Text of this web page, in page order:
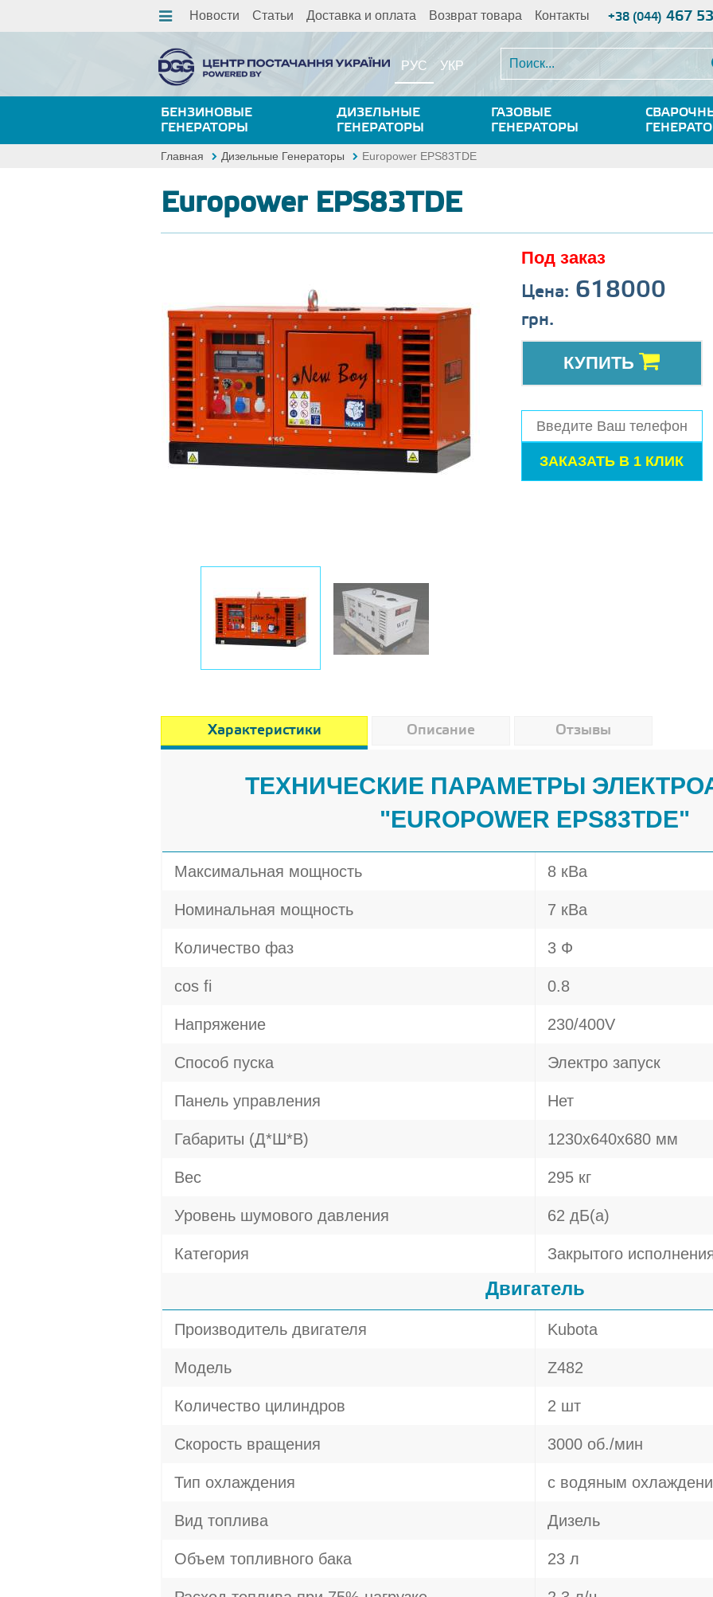
Новости Статьи Доставка и оплата Возврат товара Контакты +38 (044) 467
РУС УКР
БЕНЗИНОВЫЕ
ГЕНЕРАТОРЫ
ДИЗЕЛЬНЫЕ
ГЕНЕРАТОРЫ
ГАЗОВЫЕ
ГЕНЕРАТОРЫ
Главная Дизельные Генераторы Europower EPS83TDE
Europower EPS83TDE
Под заказ
Цена: 618000
грн.
КУПИТЬ
Характеристики Описание Отзывы
ТЕХНИЧЕСКИЕ ПАРАМЕТРЫ
"EUROPOWER EPS83TDE"
Максимальная мощность 8 кВа
Номинальная мощность 7 кВа
Количество фаз 3 Ф
cos fi 0.8
Напряжение 230/400V
Способ пуска Электро запуск
Панель управления Нет
Габариты (Д*Ш*В) 1230х640х680 мм
Вес 295 кг
Уровень шумового давления 62 дБ(а)
Категория Закрытого
Двигатель
Производитель двигателя Kubota
Модель Z482
Количество цилиндров 2 шт
Скорость вращения 3000 об./мин
Тип охлаждения с водяным
Вид топлива Дизель
Объем топливного бака 23 л